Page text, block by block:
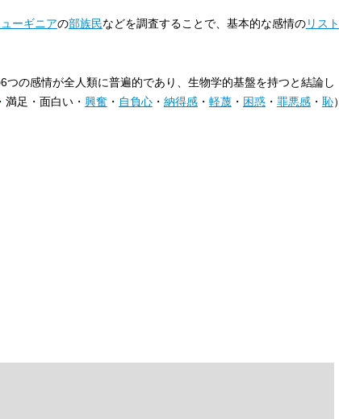
ーギニアの部族民などを調査することで、基本的な感情のリスト
つの感情が全人類に普遍的であり、生物学的基盤を持つと結論し
満足・面白い・ 興奮 ・ 自負心・ 納得感・ 軽蔑・ 困惑・ 罪悪感・ 恥）